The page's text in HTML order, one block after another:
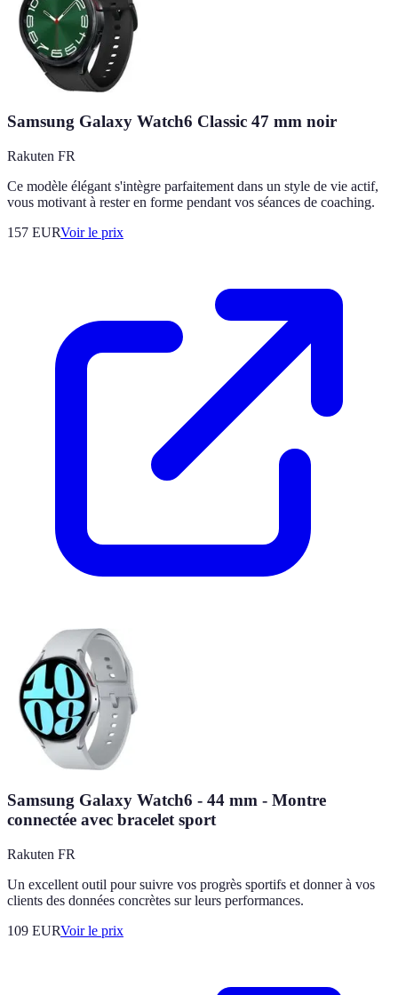
Samsung Galaxy Watch6 Classic 47 mm noir
Rakuten FR
Ce modèle élégant s'intègre parfaitement dans un style de vie actif,
vous motivant à rester en forme pendant vos séances de coaching.
157 EURVoir le prix
Samsung Galaxy Watch6 - 44 mm - Montre
connectée avec bracelet sport
Rakuten FR
Un excellent outil pour suivre vos progrès sportifs et donner à vos
clients des données concrètes sur leurs performances.
109 EURVoir le prix